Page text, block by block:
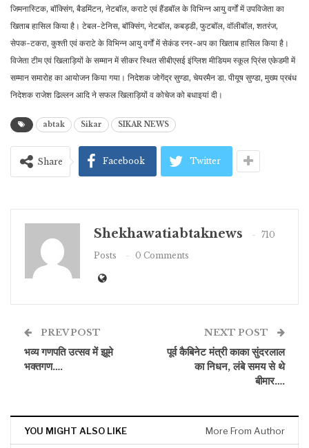
जिमनास्टिक, बॉक्सिंग, बैडमिंटन, नेटबाॅल, कराटे एवं हैंडबॉल के विभिन्न आयु वर्गों में उपविजेता का
खिताब हासिल किया है। टेबल-टेनिस, बॉक्सिंग, नेटबाॅल, कबड्डी, फुटबॉल, वॉलीबॉल, शतरंज,
सेपक-टकरा, कुश्ती एवं कराटे के विभिन्न आयु वर्गों में सेकंड रनर-अप का खिताब हासिल किया है।
विजेता टीम एवं खिलाड़ियों के सम्मान में सीकर स्थित सीबीएसई इंग्लिश मीडियम स्कूल प्रिंस एकेडमी में
सम्मान समारोह का आयोजन किया गया। निदेशक जोगेंद्र सुण्डा, चेयरमैन डा. पीयूष सुण्डा, मुख्य प्रबंध
निदेशक राजेश ढिल्लन आदि ने सफल खिलाड़ियों व कोचेज को बधाइयां दी।
abtak Sikar SIKAR NEWS
Share Facebook Twitter
Shekhawatiabtaknews
710
Posts
0 Comments
PREV POST
भव्य गणपति उत्सव में झूमे
भक्तगण….
NEXT POST
पूर्व कैबिनेट मंत्री काका सुंदरलाल
का निधन, लंबे समय से थे
बीमार….
YOU MIGHT ALSO LIKE More From Author